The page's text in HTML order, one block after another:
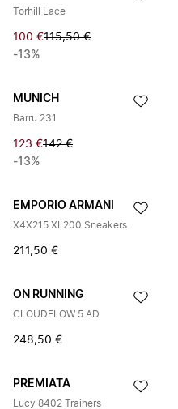
Torhill Lace
100 €115,50 €
-13%
MUNICH
Barru 231
123 €142 €
-13%
EMPORIO ARMANI
X4X215 XL200 Sneakers
211,50 €
ON RUNNING
CLOUDFLOW 5 AD
248,50 €
PREMIATA
Lucy 8402 Trainers